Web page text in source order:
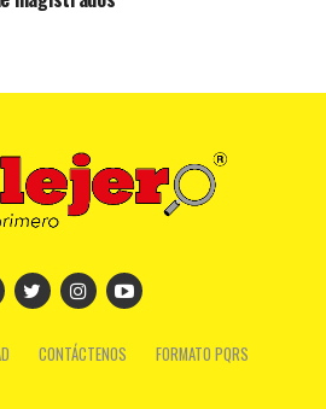
CONTÁCTENOS FORMATO PQRS